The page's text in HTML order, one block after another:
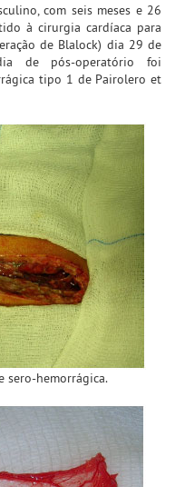
com seis meses e 26
à cirurgia cardíaca para
de Blalock) dia 29 de
de pós-operatório foi
tipo 1 de Pairolero et
sero-hemorrágica.